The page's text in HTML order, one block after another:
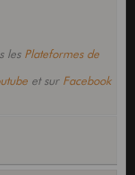
les Plateformes de
et sur Facebook